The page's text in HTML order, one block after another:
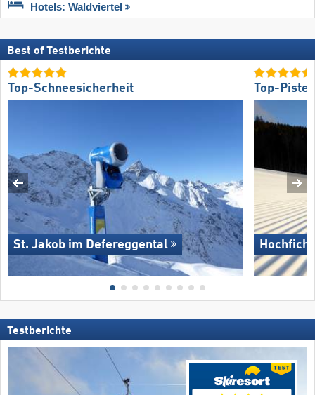
Hotels: Waldviertel
Best of Testberichte
Top-Schneesicherheit
St. Jakob im Defereggental
Top-
Hochficht
Testberichte